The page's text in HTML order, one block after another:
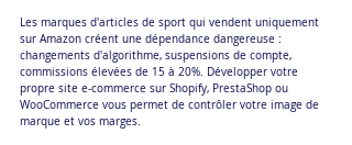
Les marques d'articles de sport qui vendent uniquement
sur Amazon créent une dépendance dangereuse :
changements d'algorithme, suspensions de compte,
commissions élevées de 15 à 20%. Développer votre
propre site e-commerce sur Shopify, PrestaShop ou
WooCommerce vous permet de contrôler votre image de
marque et vos marges.